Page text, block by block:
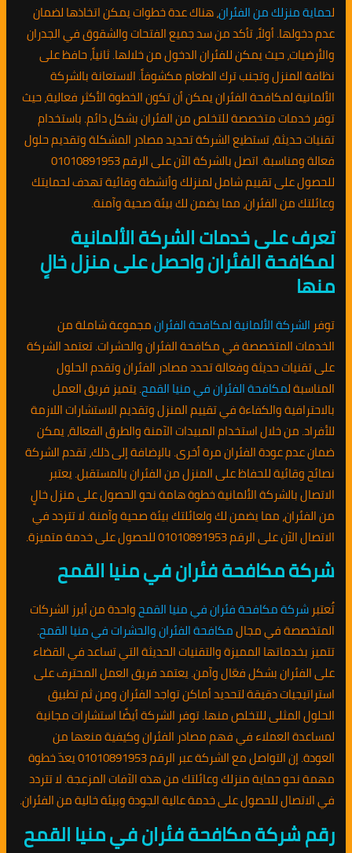
لحماية منزلك من الفئران، هناك عدة خطوات يمكن اتخاذها لضمان
عدم دخولها. أولاً، تأكد من سد جميع الفتحات والشقوق في الجدران
والأرضيات، حيث يمكن للفئران الدخول من خلالها. ثانياً، حافظ على
نظافة المنزل وتجنب ترك الطعام مكشوفاً. الاستعانة بالشركة
الألمانية لمكافحة الفئران يمكن أن تكون الخطوة الأكثر فعالية، حيث
توفر خدمات متخصصة للتخلص من الفئران بشكل دائم. باستخدام
تقنيات حديثة، تستطيع الشركة تحديد مصادر المشكلة وتقديم حلول
فعالة ومناسبة. اتصل بالشركة الآن على الرقم 01010891953
للحصول على تقييم شامل لمنزلك وأنشطة وقائية تهدف لحمايتك
وعائلتك من الفئران، مما يضمن لك بيئة صحية وآمنة.
تعرف على خدمات الشركة الألمانية
لمكافحة الفئران واحصل على منزل خالٍ
منها
توفر الشركة الألمانية لمكافحة الفئرانمجموعة شاملة من
الخدمات المتخصصة في مكافحة الفئران والحشرات. تعتمد الشركة
على تقنيات حديثة وفعالة تحدد مصادر الفئران وتقدم الحلول
المناسبة لمكافحة الفئران في منيا القمح. يتميز فريق العمل
بالاحترافية والكفاءة في تقييم المنزل وتقديم الاستشارات اللازمة
للأفراد. من خلال استخدام المبيدات الآمنة والطرق الفعالة، يمكن
ضمان عدم عودة الفئران مرة أخرى. بالإضافة إلى ذلك، تقدم الشركة
نصائح وقائية للحفاظ على المنزل من الفئران بالمستقبل. يعتبر
الاتصال بالشركة الألمانية خطوة هامة نحو الحصول على منزل خالٍ
من الفئران، مما يضمن لك ولعائلتك بيئة صحية وآمنة. لا تتردد في
الاتصال الآن على الرقم 01010891953 للحصول على خدمة متميزة.
شركة مكافحة فئران في منيا القمح
تُعتبرشركة مكافحة فئران في منيا القمحواحدة من أبرز الشركات
المتخصصة في مجالمكافحة الفئران والحشرات في منيا القمح.
تتميز بخدماتها المميزة والتقنيات الحديثة التي تساعد في القضاء
على الفئران بشكل فعّال وآمن. يعتمد فريق العمل المحترف على
استراتيجيات دقيقة لتحديد أماكن تواجد الفئران ومن ثم تطبيق
الحلول المثلى للتخلص منها. توفر الشركة أيضًا استشارات مجانية
لمساعدة العملاء في فهم مصادر الفئران وكيفية منعها من
العودة. إن التواصل مع الشركة عبر الرقم 01010891953 يعدّ خطوة
مهمة نحو حماية منزلك وعائلتك من هذه الآفات المزعجة. لا تتردد
في الاتصال للحصول على خدمة عالية الجودة وبيئة خالية من الفئران.
رقم شركة مكافحة فئران في منيا القمح